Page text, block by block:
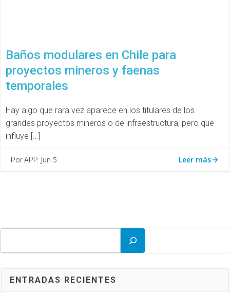
Baños modulares en Chile para
proyectos mineros y faenas
temporales
Hay algo que rara vez aparece en los titulares de los
grandes proyectos mineros o de infraestructura, pero que
influye […]
Por APP. Jun 5 Leer más
ENTRADAS RECIENTES